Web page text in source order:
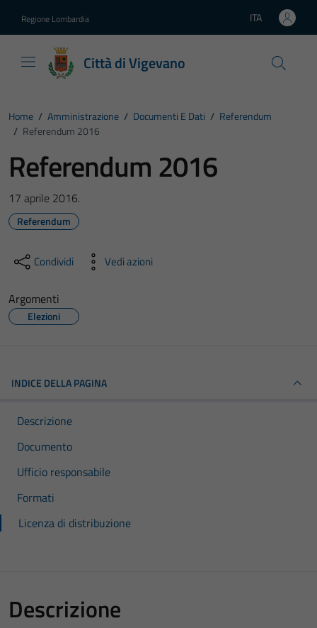
Regione Lombardia Lingua attiva:
ITA
Città di Vigevano
Home / Amministrazione / Documenti E Dati / Referendum
/ Referendum 2016
Referendum 2016
17 aprile 2016.
Referendum
Condividi Vedi azioni
Argomenti
Elezioni
INDICE DELLA PAGINA
Descrizione
Documento
Ufficio responsabile
Formati
Licenza di distribuzione
Descrizione